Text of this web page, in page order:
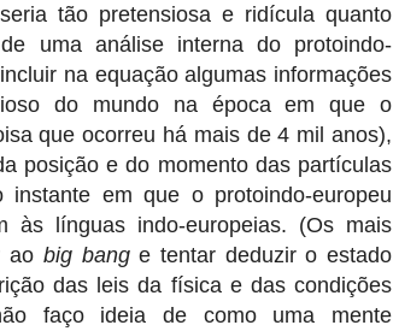
tão pretensiosa e ridícula quanto
uma análise interna do protoindo-
na equação algumas informações
do mundo na época em que o
que ocorreu há mais de 4 mil anos),
posição e do momento das partículas
em que o protoindo-europeu
às línguas indo-europeias. (Os mais
ao big bange tentar deduzir o estado
das leis da física e das condições
faço ideia de como uma mente